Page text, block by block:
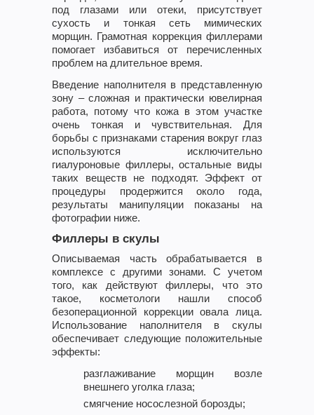
под глазами или отеки, присутствует
сухость и тонкая сеть мимических
морщин. Грамотная коррекция филлерами
помогает избавиться от перечисленных
проблем на длительное время.
Введение наполнителя в представленную
зону – сложная и практически ювелирная
работа, потому что кожа в этом участке
очень тонкая и чувствительная. Для
борьбы с признаками старения вокруг глаз
используются исключительно
гиалуроновые филлеры, остальные виды
таких веществ не подходят. Эффект от
процедуры продержится около года,
результаты манипуляции показаны на
фотографии ниже.
Филлеры в скулы
Описываемая часть обрабатывается в
комплексе с другими зонами. С учетом
того, как действуют филлеры, что это
такое, косметологи нашли способ
безоперационной коррекции овала лица.
Использование наполнителя в скулы
обеспечивает следующие положительные
эффекты:
разглаживание морщин возле
внешнего уголка глаза;
смягчение носослезной борозды;